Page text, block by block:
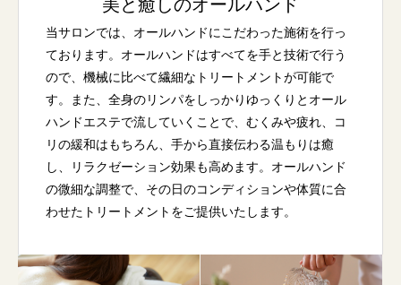
美と癒しのオールハンド
当サロンでは、オールハンドにこだわった施術を行っ
ております。オールハンドはすべてを手と技術で行う
ので、機械に比べて繊細なトリートメントが可能で
す。また、全身のリンパをしっかりゆっくりとオール
ハンドエステで流していくことで、むくみや疲れ、コ
リの緩和はもちろん、手から直接伝わる温もりは癒
し、リラクゼーション効果も高めます。オールハンド
の微細な調整で、その日のコンディションや体質に合
わせたトリートメントをご提供いたします。